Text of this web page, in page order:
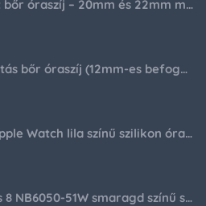
Keskenyített bőr óraszíj – 20mm és 22mm méretben
Krokodil mintás bőr óraszíj (12mm-es befogóval rendelkező órához)
Halloween Apple Watch lila színű szilikon óraszíj
Citizen series 8 NB6050-51W smaragd színű számlappal